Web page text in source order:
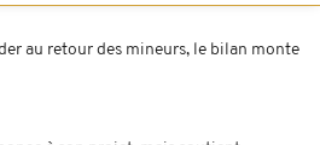
au retour des mineurs, le bilan monte